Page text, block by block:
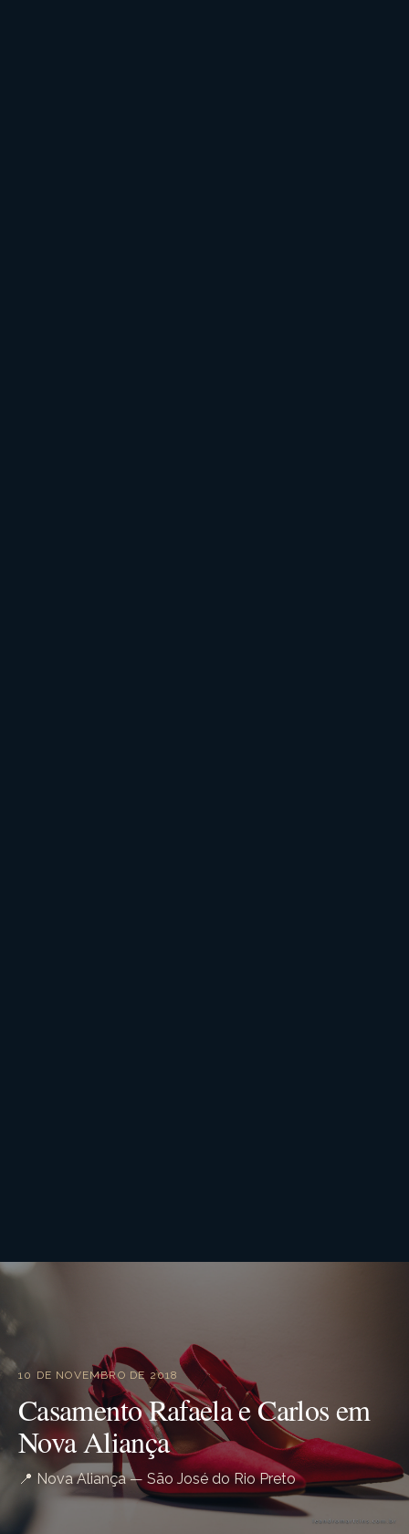
10 DE NOVEMBRO DE 2018
Casamento Rafaela e Carlos em
Nova Aliança
📍 Nova Aliança — São José do Rio Preto